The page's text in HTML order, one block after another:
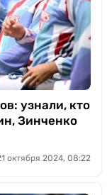
узнали, кто
Зинченко
октября 2024, 08:22